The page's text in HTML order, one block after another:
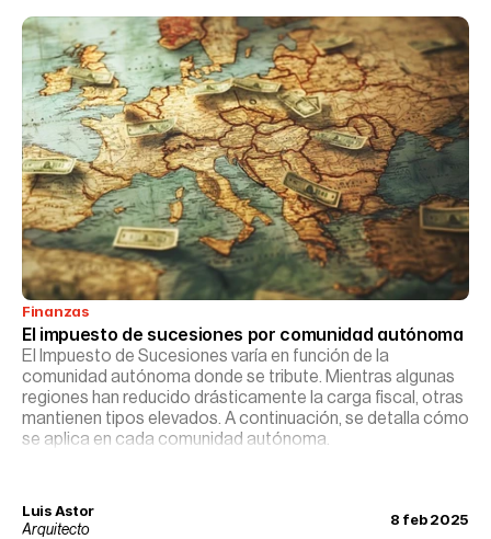
Finanzas
El impuesto de sucesiones por comunidad autónoma
El Impuesto de Sucesiones varía en función de la
comunidad autónoma donde se tribute. Mientras algunas
regiones han reducido drásticamente la carga fiscal, otras
mantienen tipos elevados. A continuación, se detalla cómo
se aplica en cada comunidad autónoma.
Luis Astor
Arquitecto
8 feb 2025